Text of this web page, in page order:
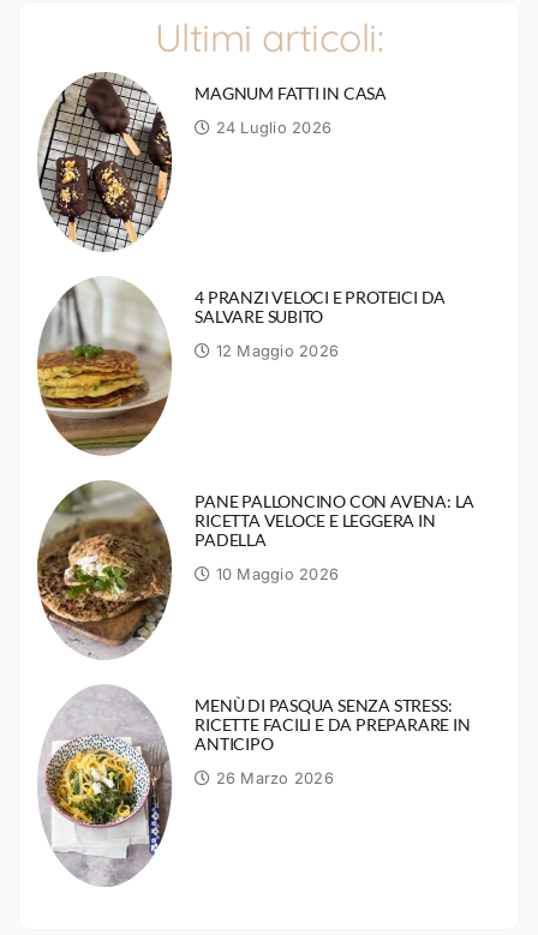
Ultimi articoli:
MAGNUM FATTI IN CASA
24 Luglio 2026
4 PRANZI VELOCI E PROTEICI DA
SALVARE SUBITO
12 Maggio 2026
PANE PALLONCINO CON AVENA: LA
RICETTA VELOCE E LEGGERA IN
PADELLA
10 Maggio 2026
MENÙ DI PASQUA SENZA STRESS:
RICETTE FACILI E DA PREPARARE IN
ANTICIPO
26 Marzo 2026